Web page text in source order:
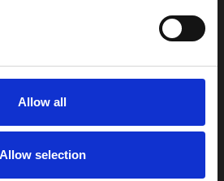
Allow all
Allow selection